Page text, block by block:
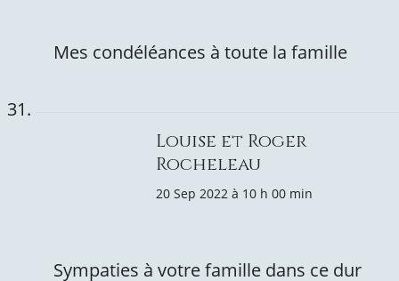
Mes condéléances à toute la famille
Louise et Roger
Rocheleau
20 Sep 2022 à 10 h 00 min
Sympaties à votre famille dans ce dur